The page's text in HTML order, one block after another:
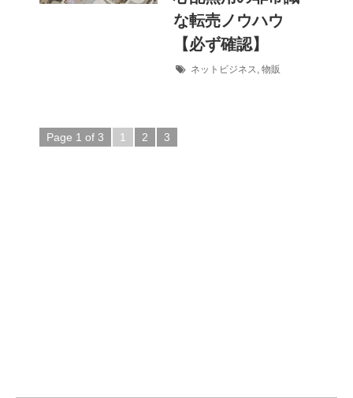
な転売ノウハウ
【必ず確認】
ネットビジネス, 物販
Page 1 of 3 1 2 3